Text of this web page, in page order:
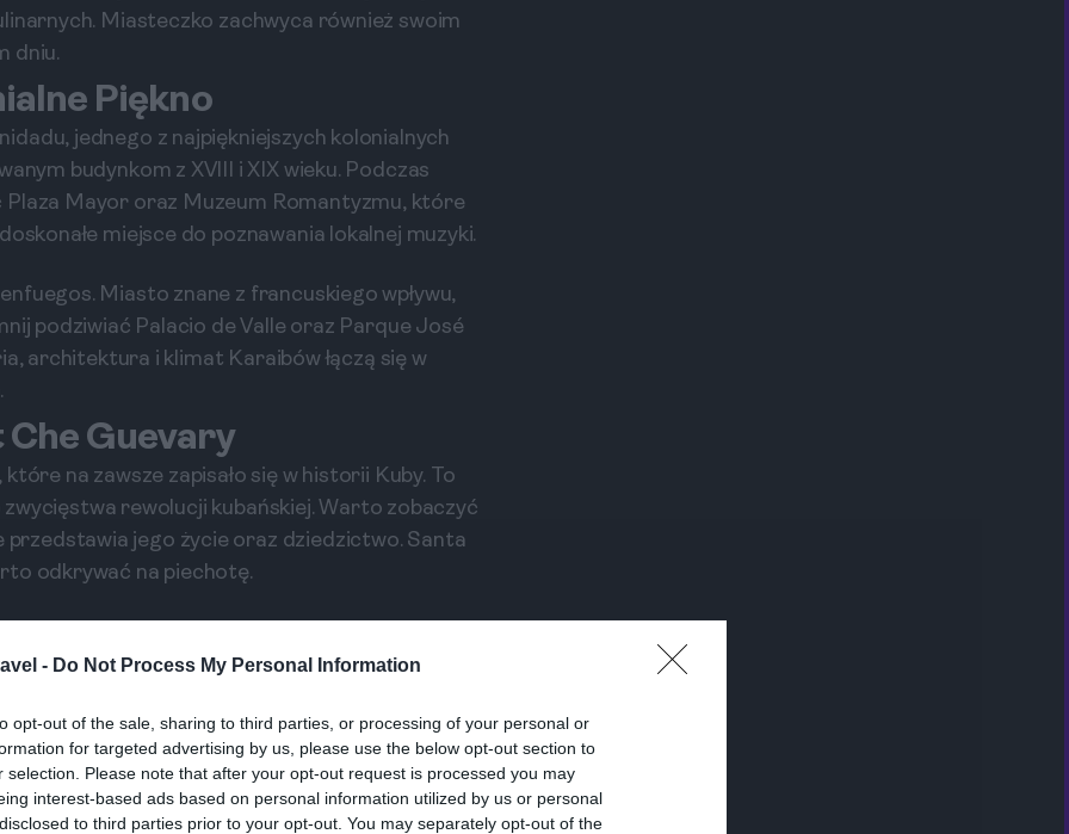
- Do Not Process My Personal Information
opt-out of the sale, sharing to third parties, or processing of your personal or
for targeted advertising by us, please use the below opt-out section to
selection. Please note that after your opt-out request is processed you may
interest-based ads based on personal information utilized by us or personal
to third parties prior to your opt-out. You may separately opt-out of the
Miasteczko zachwyca również swoim
dniu.
Piękno
jednego z najpiękniejszych kolonialnych
budynkom z XVIII i XIX wieku. Podczas
Mayor oraz Muzeum Romantyzmu, które
miejsce do poznawania lokalnej muzyki.
Miasto znane z francuskiego wpływu,
podziwiać Palacio de Valle oraz Parque José
architektura i klimat Karaibów łączą się w
Che Guevary
na zawsze zapisało się w historii Kuby. To
rewolucji kubańskiej. Warto zobaczyć
jego życie oraz dziedzictwo. Santa
odkrywać na piechotę.
wodospady El Nicho. To niezwykle
w naturalnych basenach oraz podziwianie
wodospadów i otaczająca zieleń stworzą
- Relaks i Wypoczynek
się na Cayo Santa Maria. To rajska